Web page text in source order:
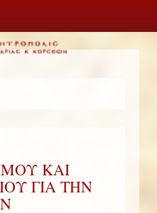
ΚΑΙ
ΓΙΑ ΤΗΝ